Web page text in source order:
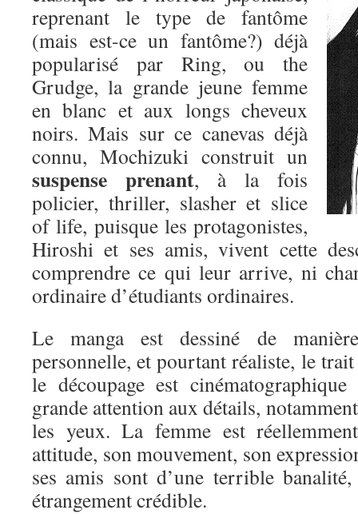
reprenant le type de fantôme
(mais est-ce un fantôme?) déjà
popularisé par Ring, ou the
Grudge, la grande jeune femme
en blanc et aux longs cheveux
noirs. Mais sur ce canevas déjà
connu, Mochizuki construit un
suspense prenant, à la fois
policier, thriller, slasher et slice
of life, puisque les protagonistes,
Hiroshi et ses amis, vivent cette
comprendre ce qui leur arrive, ni
ordinaire d’étudiants ordinaires.
Le manga est dessiné de
personnelle, et pourtant réaliste, le
le découpage est
grande attention aux détails,
les yeux. La femme est
attitude, son mouvement, son
ses amis sont d’une terrible
étrangement crédible.